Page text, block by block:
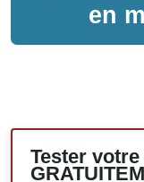
en
Tester